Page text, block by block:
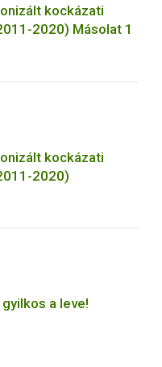
kockázati
2020) Másolat 1
kockázati
2020)
a leve!